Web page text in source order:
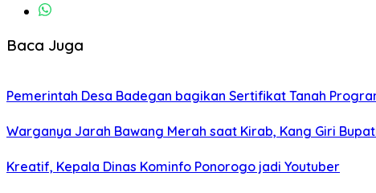
Baca Juga
Pemerintah Desa Badegan bagikan Sertifikat Tanah
Warganya Jarah Bawang Merah saat Kirab, Kang Giri
Kreatif, Kepala Dinas Kominfo Ponorogo jadi Youtuber